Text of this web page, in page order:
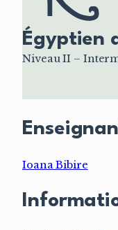
Égyptien
Niveau II –
Ioana Bibire